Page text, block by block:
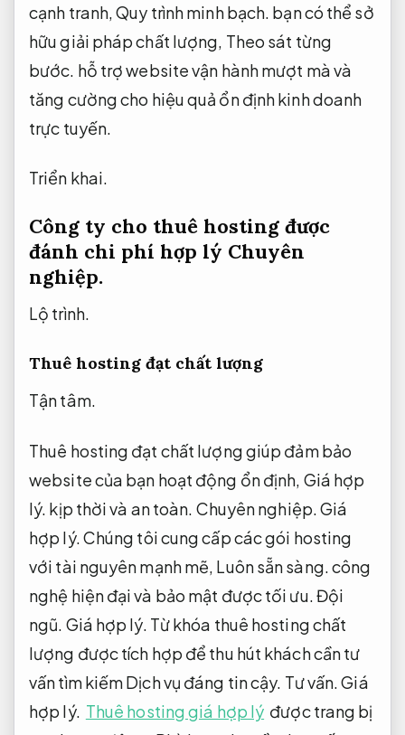
cạnh tranh,Quy trình minh bạch. bạn có thể sở
hữu giải pháp chất lượng, Theo sát từng
bước. hỗ trợ website vận hành mượt mà và
tăng cường cho hiệu quả ổn định kinh doanh
trực tuyến.
Triển khai.
Công ty cho thuê hosting được
đánh chi phí hợp lý Chuyên
nghiệp.
Lộ trình.
Thuê hosting đạt chất lượng
Tận tâm.
Thuê hosting đạt chất lượng giúp đảm bảo
website của bạn hoạt động ổn định, Giá hợp
lý. kịp thời và an toàn. Chuyên nghiệp.Giá
hợp lý.Chúng tôi cung cấp các gói hosting
với tài nguyên mạnh mẽ, Luôn sẵn sàng.công
nghệ hiện đại và bảo mật được tối ưu.Đội
ngũ. Giá hợp lý. Từ khóa thuê hosting chất
lượng được tích hợp để thu hút khách cần tư
vấn tìm kiếm Dịch vụ đáng tin cậy. Tư vấn.Giá
hợp lý. Thuê hosting giá hợp lý được trang bị